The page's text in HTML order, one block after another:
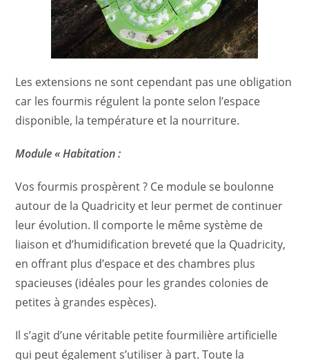
Les extensions ne sont cependant pas une obligation
car les fourmis régulent la ponte selon l’espace
disponible, la température et la nourriture.
Module « Habitation :
Vos fourmis prospèrent ? Ce module se boulonne
autour de la Quadricity et leur permet de continuer
leur évolution. Il comporte le même système de
liaison et d’humidification breveté que la Quadricity,
en offrant plus d’espace et des chambres plus
spacieuses (idéales pour les grandes colonies de
petites à grandes espèces).
Il s’agit d’une véritable petite fourmilière artificielle
qui peut également s’utiliser à part. Toute la